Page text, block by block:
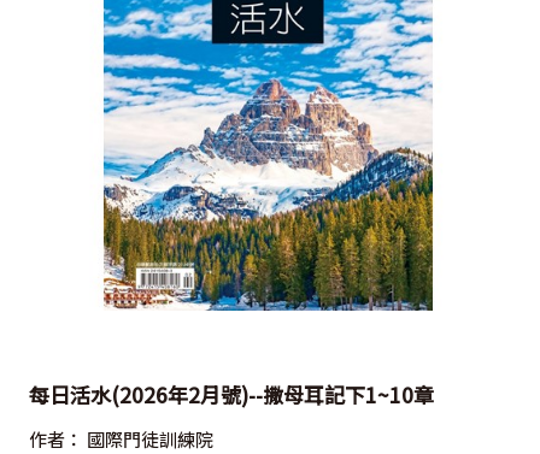
每日活水(2026年2月號)--撒母耳記下1~10章
作者： 國際門徒訓練院